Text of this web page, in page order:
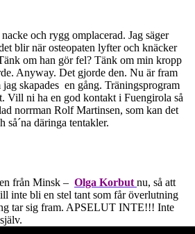
och rygg omplacerad. Jag säger
blir när osteopaten lyfter och knäcker
om han gör fel? Tänk om min kropp
Anyway. Det gjorde den. Nu är fram
skapades en gång. Träningsprogram
Vill ni ha en god kontakt i Fuengirola så
norrman Rolf Martinsen, som kan det
så´na däringa tentakler.
från Minsk – Olga Korbut nu, så att
inte bli en stel tant som får överlutning
tar sig fram. APSELUT INTE!!! Inte